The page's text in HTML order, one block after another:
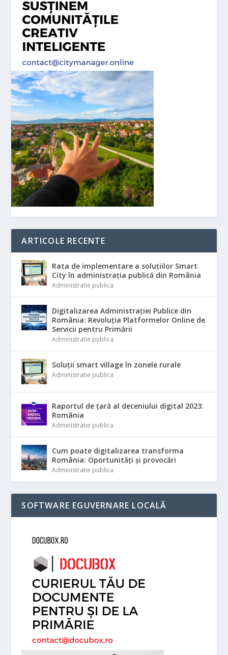
ARTICOLE RECENTE
Rata de implementare a soluțiilor Smart
City în administrația publică din România
Administratie publica
Digitalizarea Administrației Publice din
România: Revoluția Platformelor Online de
Servicii pentru Primării
Administratie publica
Soluții smart village în zonele rurale
Administratie publica
Raportul de țară al deceniului digital 2023:
România
Administratie publica
Cum poate digitalizarea transforma
România: Oportunități și provocări
Administratie publica
SOFTWARE EGUVERNARE LOCALĂ